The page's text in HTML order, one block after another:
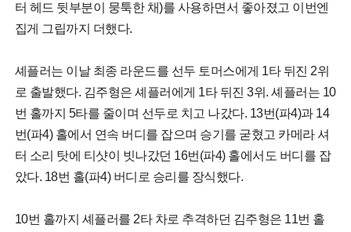
터 헤드 뒷부분이 뭉툭한 채)를 사용하면서 좋아졌고 이번엔
집게 그립까지 더했다.
셰플러는 이날 최종 라운드를 선두 토머스에게 1타 뒤진 2위
로 출발했다. 김주형은 셰플러에게 1타 뒤진 3위. 셰플러는 10
번 홀까지 5타를 줄이며 선두로 치고 나갔다. 13번(파4)과 14
번(파4) 홀에서 연속 버디를 잡으며 승기를 굳혔고 카메라 셔
터 소리 탓에 티샷이 빗나갔던 16번(파4) 홀에서도 버디를 잡
았다. 18번 홀(파4) 버디로 승리를 장식했다.
10번 홀까지 셰플러를 2타 차로 추격하던 김주형은 11번 홀